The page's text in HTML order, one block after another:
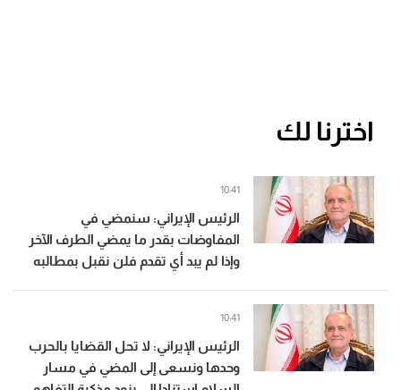
اخترنا لك
الرئيس الإيراني: سنمضي في
المفاوضات بقدر ما يمضي الطرف الآخر
وإذا لم يبد أي تقدم فلن نقبل بمطالبه
10:41
الرئيس الإيراني: لا تحل القضايا بالحرب
وحدها ونسعى إلى المضي في مسار
10:41